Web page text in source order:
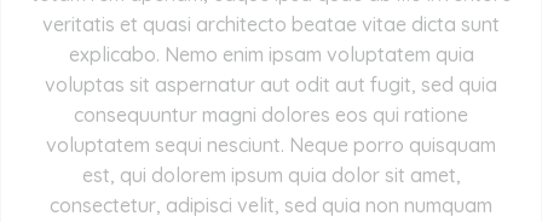
veritatis et quasi architecto beatae vitae dicta sunt
explicabo. Nemo enim ipsam voluptatem quia
voluptas sit aspernatur aut odit aut fugit, sed quia
consequuntur magni dolores eos qui ratione
voluptatem sequi nesciunt. Neque porro quisquam
est, qui dolorem ipsum quia dolor sit amet,
consectetur, adipisci velit, sed quia non numquam